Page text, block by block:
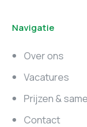
Marketing
Zuid-Holland
Marketing
Utrecht
Navigatie
Over ons
Vacatures
Prijzen &
Contact